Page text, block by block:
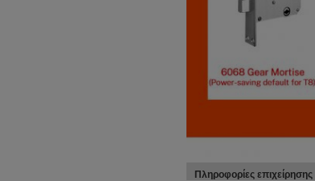
Πληροφορίες επιχείρησης